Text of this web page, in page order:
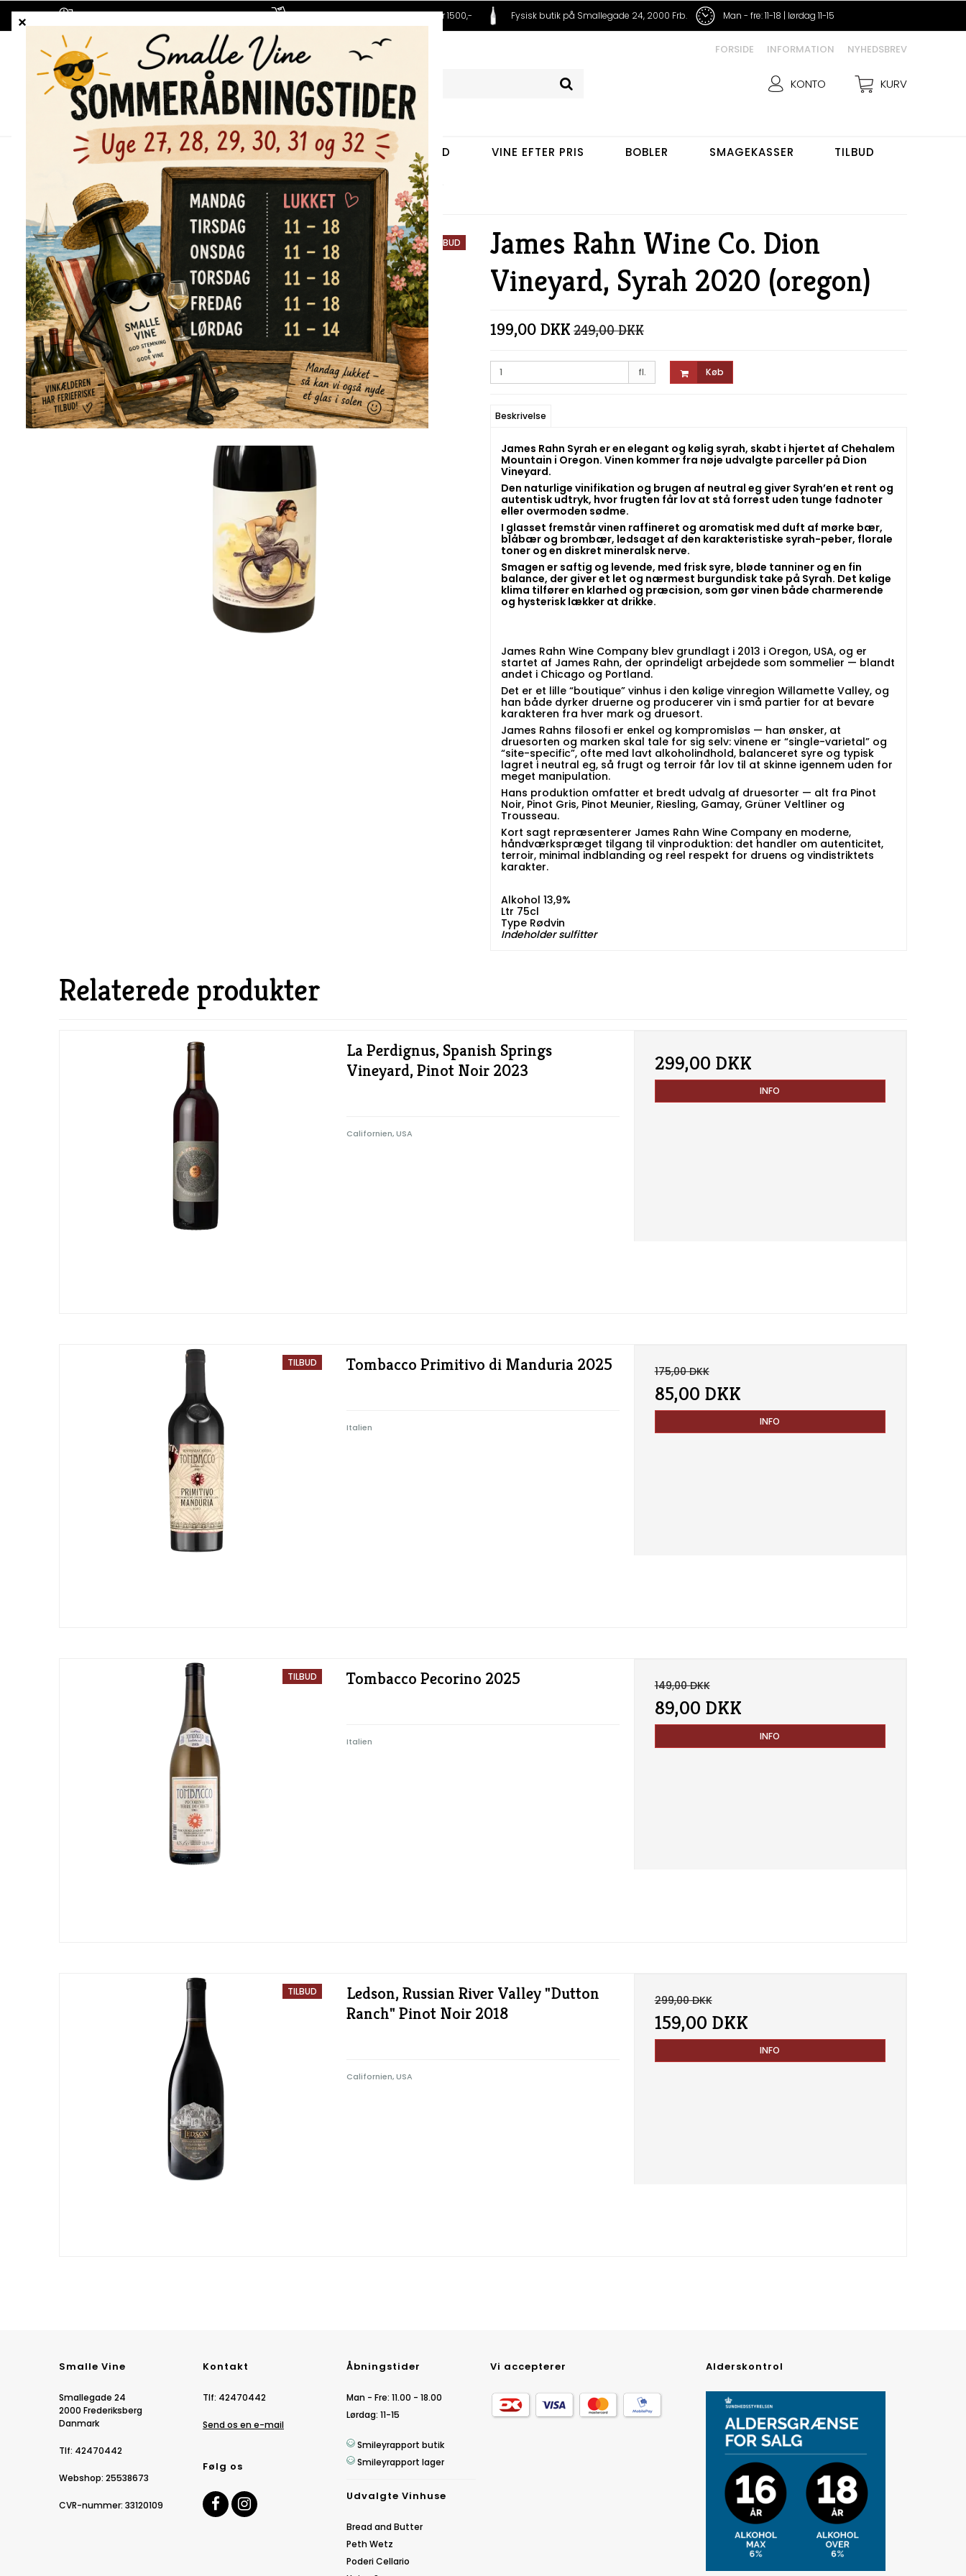
1-5 hverdages leveringstid Fragt fra 99,- Fri fragt ved køb over 1500,- Fysisk butik på Smallegade 24, 2000 Frb. Man - fre: 11-18 | lørdag 11-15
KONTO KURV
FORSIDE INFORMATION NYHEDSBREV
ALLE VINE HVIDVINE RØDVINE VINE EFTER LAND VINE EFTER PRIS BOBLER SMAGEKASSER TILBUD
Forside / Shop Alle vine James Rahn Wine Co. Dion Vineyard, Syrah 2020 (oregon)
TILBUD
James Rahn Wine Co. Dion
Vineyard, Syrah 2020 (oregon)
199,00 DKK 249,00 DKK
fl. Køb
Beskrivelse
James Rahn Syrah er en elegant og kølig syrah, skabt i hjertet af Chehalem
Mountain i Oregon. Vinen kommer fra nøje udvalgte parceller på Dion
Vineyard.
Den naturlige vinifikation og brugen af neutral eg giver Syrah’en et rent og
autentisk udtryk, hvor frugten får lov at stå forrest uden tunge fadnoter
eller overmoden sødme.
I glasset fremstår vinen raffineret og aromatisk med duft af mørke bær,
blåbær og brombær, ledsaget af den karakteristiske syrah-peber, florale
toner og en diskret mineralsk nerve.
Smagen er saftig og levende, med frisk syre, bløde tanniner og en fin
balance, der giver et let og nærmest burgundisk take på Syrah. Det kølige
klima tilfører en klarhed og præcision, som gør vinen både charmerende
og hysterisk lækker at drikke.
James Rahn Wine Company blev grundlagt i 2013 i Oregon, USA, og er
startet af James Rahn, der oprindeligt arbejdede som sommelier — blandt
andet i Chicago og Portland.
Det er et lille “boutique” vinhus i den kølige vinregion Willamette Valley, og
han både dyrker druerne og producerer vin i små partier for at bevare
karakteren fra hver mark og druesort.
James Rahns filosofi er enkel og kompromisløs — han ønsker, at
druesorten og marken skal tale for sig selv: vinene er “single-varietal” og
“site-specific”, ofte med lavt alkoholindhold, balanceret syre og typisk
lagret i neutral eg, så frugt og terroir får lov til at skinne igennem uden for
meget manipulation.
Hans produktion omfatter et bredt udvalg af druesorter — alt fra Pinot
Noir, Pinot Gris, Pinot Meunier, Riesling, Gamay, Grüner Veltliner og
Trousseau.
Kort sagt repræsenterer James Rahn Wine Company en moderne,
håndværkspræget tilgang til vinproduktion: det handler om autenticitet,
terroir, minimal indblanding og reel respekt for druens og vindistriktets
karakter.
Alkohol 13,9%
Ltr 75cl
Type Rødvin
Indeholder sulfitter
Relaterede produkter
La Perdignus, Spanish Springs
Vineyard, Pinot Noir 2023
Californien, USA
299,00 DKK
INFO
TILBUD Tombacco Primitivo di Manduria 2025
Italien
175,00 DKK
85,00 DKK
INFO
TILBUD Tombacco Pecorino 2025
Italien
149,00 DKK
89,00 DKK
INFO
TILBUD
Ledson, Russian River Valley "Dutton
Ranch" Pinot Noir 2018
Californien, USA
299,00 DKK
159,00 DKK
INFO
Smalle Vine
Smallegade 24
2000 Frederiksberg
Danmark
Tlf: 42470442
Webshop: 25538673
CVR-nummer: 33120109
Kontakt
Tlf: 42470442
Send os en e-mail
Følg os
Åbningstider
Man - Fre: 11.00 - 18.00
Lørdag: 11-15
Smileyrapport butik
Smileyrapport lager
Udvalgte Vinhuse
Bread and Butter
Peth Wetz
Poderi Cellario
Vi accepterer Alderskontrol